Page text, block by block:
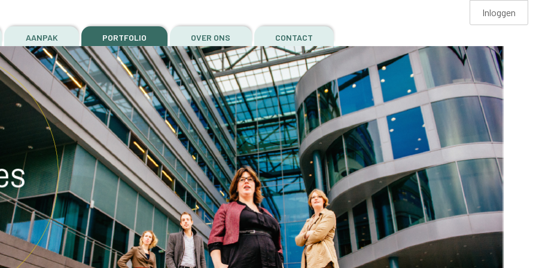
Inloggen
AANPAK PORTFOLIO OVER ONS CONTACT